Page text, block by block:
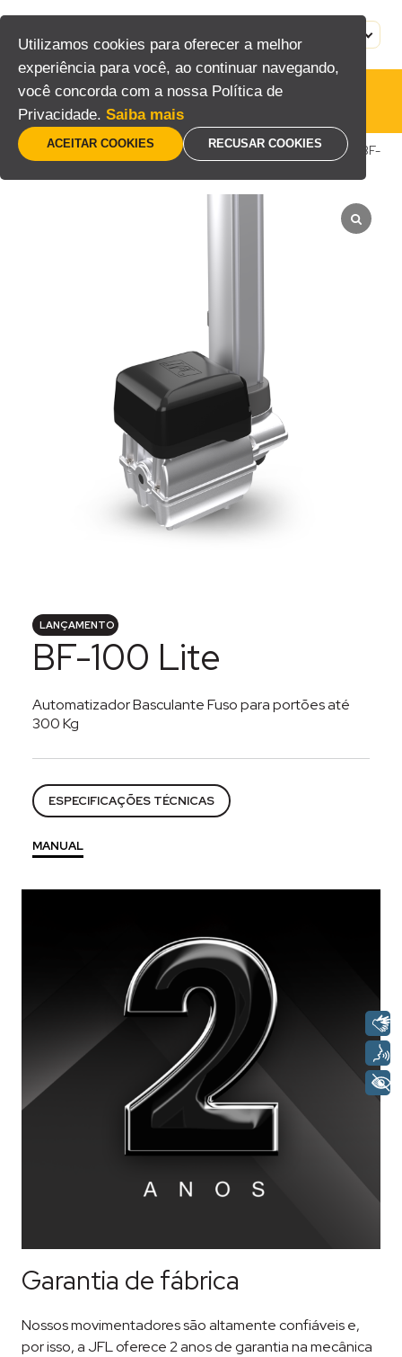
Utilizamos cookies para oferecer a melhor
experiência para você, ao continuar navegando,
você concorda com a nossa Política de
Privacidade. Saiba mais
RECUSAR COOKIES
ACEITAR COOKIES
conteúdo
Basculantes
Home / Acesso / Automatizadores / Basculantes /
BF-
BF-100 Lite
LANÇAMENTO
Automatizador Basculante Fuso para portões até
300 Kg
ESPECIFICAÇÕES TÉCNICAS
MANUAL
Garantia de fábrica
Nossos movimentadores são altamente confiáveis e,
por isso, a JFL oferece 2 anos de garantia na mecânica